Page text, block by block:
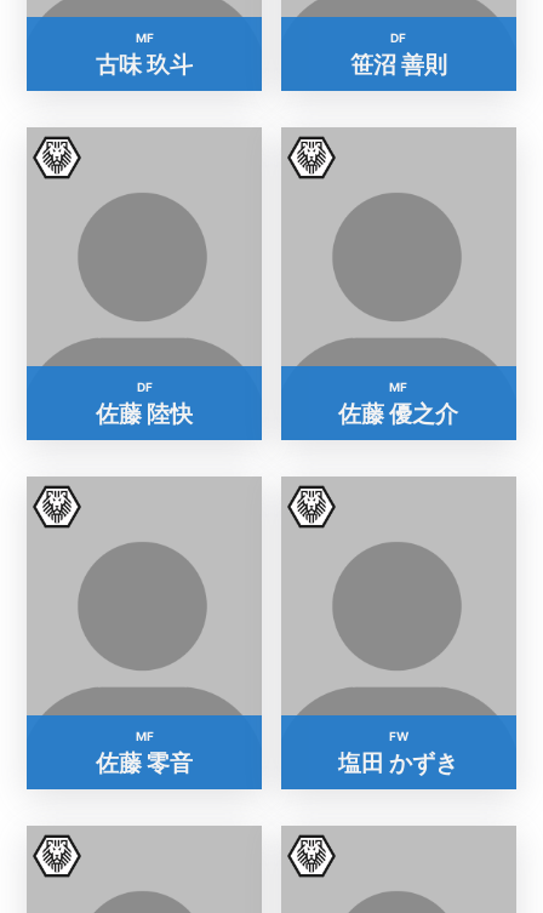
MF
古味 玖斗
DF
笹沼 善則
DF
佐藤 陸快
MF
佐藤 優之介
MF
佐藤 零音
FW
塩田 かずき